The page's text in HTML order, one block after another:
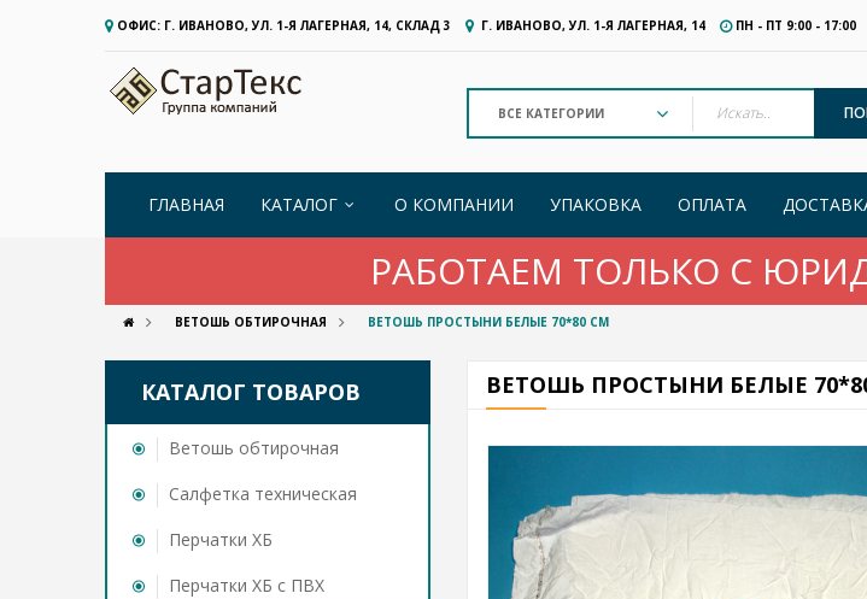
ОФИС: Г. ИВАНОВО, УЛ. 1-Я ЛАГЕРНАЯ, 14, СКЛАД 3 Г. ИВАНОВО, УЛ. 1-Я ЛАГЕРНАЯ, 14 ПН - ПТ 9:00 - 17:00
ГЛАВНАЯ КАТАЛОГ О КОМПАНИИ УПАКОВКА ОПЛАТА
РАБОТАЕМ ТОЛЬКО С
ВЕТОШЬ ОБТИРОЧНАЯ ВЕТОШЬ ПРОСТЫНИ БЕЛЫЕ 70*80 СМ
КАТАЛОГ ТОВАРОВ
Ветошь обтирочная
Cалфетка техническая
Перчатки ХБ
Перчатки ХБ с ПВХ
ВЕТОШЬ ПРОСТЫНИ БЕЛЫЕ